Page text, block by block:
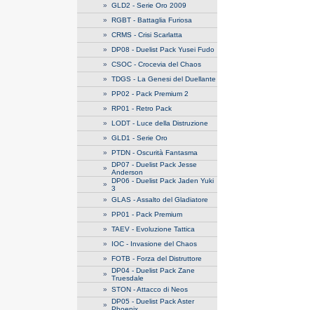
» GLD2 - Serie Oro 2009
» RGBT - Battaglia Furiosa
» CRMS - Crisi Scarlatta
» DP08 - Duelist Pack Yusei Fudo
» CSOC - Crocevia del Chaos
» TDGS - La Genesi del Duellante
» PP02 - Pack Premium 2
» RP01 - Retro Pack
» LODT - Luce della Distruzione
» GLD1 - Serie Oro
» PTDN - Oscurità Fantasma
» DP07 - Duelist Pack Jesse
Anderson
» DP06 - Duelist Pack Jaden Yuki
3
» GLAS - Assalto del Gladiatore
» PP01 - Pack Premium
» TAEV - Evoluzione Tattica
» IOC - Invasione del Chaos
» FOTB - Forza del Distruttore
» DP04 - Duelist Pack Zane
Truesdale
» STON - Attacco di Neos
» DP05 - Duelist Pack Aster